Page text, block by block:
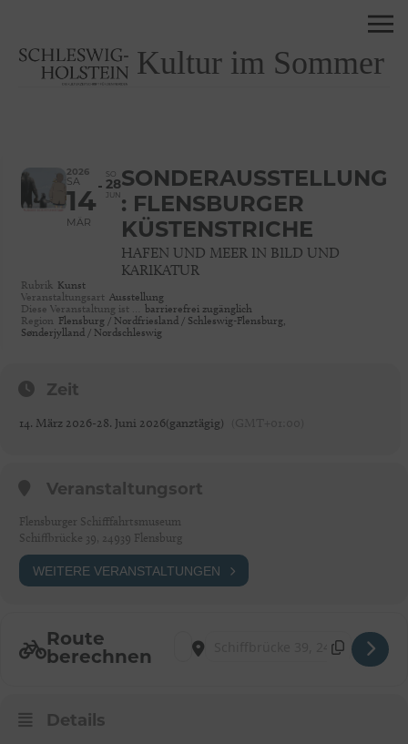
Kultur im Sommer
2026
SA
14
MÄR
SO
28
JUN
SONDERAUSSTELLUNG
: FLENSBURGER
KÜSTENSTRICHE
HAFEN UND MEER IN BILD UND
KARIKATUR
Rubrik Kunst
Veranstaltungsart Ausstellung
Diese Veranstaltung ist … barrierefrei zugänglich
Region Flensburg / Nordfriesland / Schleswig-Flensburg,
Sønderjylland / Nordschleswig
Zeit
14. März 2026-28. Juni 2026(ganztägig)
Veranstaltungsort
Flensburger Schifffahrtsmuseum
Schiffbrücke 39, 24939 Flensburg
WEITERE VERANSTALTUNGEN
Route
berechnen
Address - Sonderausstellung:
Destination Address -
Details